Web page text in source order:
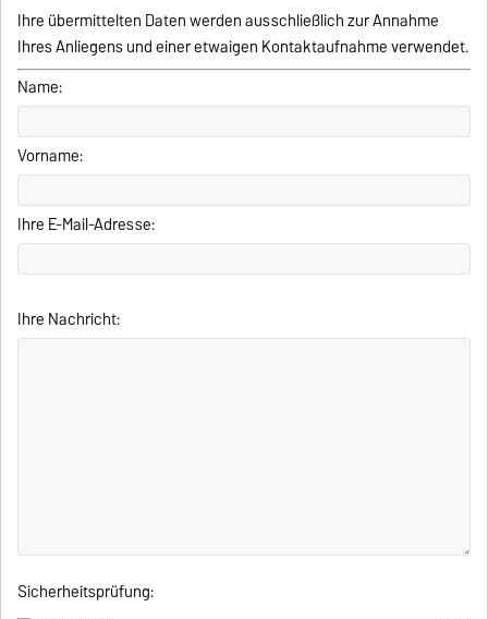
Ihre übermittelten Daten werden ausschließlich zur Annahme
Ihres Anliegens und einer etwaigen Kontaktaufnahme verwendet.
Name:
Vorname:
Ihre E-Mail-Adresse:
Ihre Nachricht:
Sicherheitsprüfung: